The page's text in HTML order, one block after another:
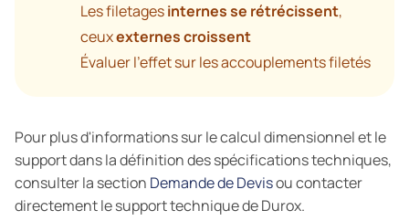
Les filetagesinternes se rétrécissent,
ceuxexternes croissent
Évaluer l'effet sur les accouplements filetés
Pour plus d'informations sur le calcul dimensionnel et le
support dans la définition des spécifications techniques,
consulter la section Demande de Devisou contacter
directement le support technique de Durox.